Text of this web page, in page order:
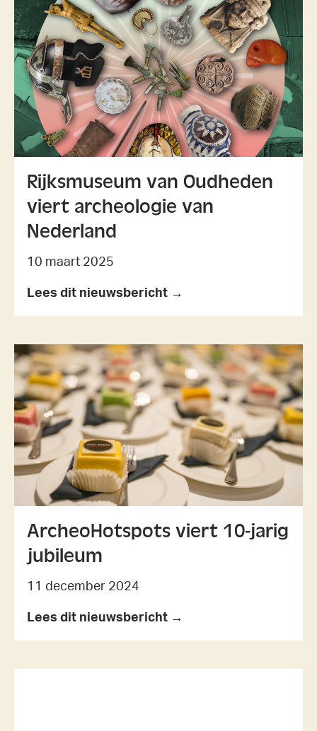
Rijksmuseum van Oudheden
viert archeologie van
Nederland
10 maart 2025
Lees dit nieuwsbericht →
ArcheoHotspots viert 10-jarig
jubileum
11 december 2024
Lees dit nieuwsbericht →